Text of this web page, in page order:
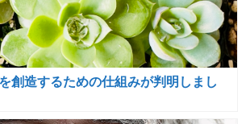
創造するための仕組みが判明しまし